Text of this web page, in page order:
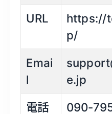
URL
https://
p/
Emai
l
e.jp
電話
090-